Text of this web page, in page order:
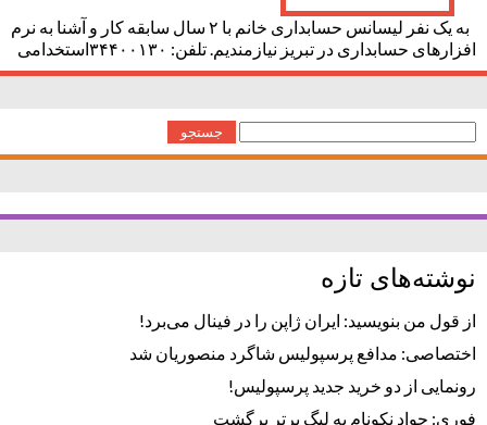
به یک نفر لیسانس حسابداری خانم با ۲ سال سابقه کار و آشنا به نرم
افزارهای حسابداری در تبریز نیازمندیم. تلفن: ۳۴۴۰۰۱۳۰استخدامی
جستجو
برای:
نوشته‌های تازه
از قول من بنویسید: ایران ژاپن را در فینال می‌برد!
اختصاصی: مدافع پرسپولیس شاگرد منصوریان شد
رونمایی از دو خرید جدید پرسپولیس!
فوری: جواد نکونام به لیگ برتر برگشت